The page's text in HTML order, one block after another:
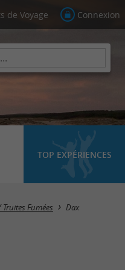
de Voyage Connexion
TOP EXPÉRIENCES
Masquer la carte
Fumées Dax